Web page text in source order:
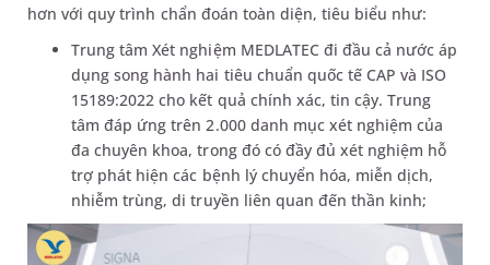
hơn với quy trình chẩn đoán toàn diện, tiêu biểu như:
Trung tâm Xét nghiệm MEDLATEC đi đầu cả nước áp
dụng song hành hai tiêu chuẩn quốc tế CAP và ISO
15189:2022 cho kết quả chính xác, tin cậy. Trung
tâm đáp ứng trên 2.000 danh mục xét nghiệm của
đa chuyên khoa, trong đó có đầy đủ xét nghiệm hỗ
trợ phát hiện các bệnh lý chuyển hóa, miễn dịch,
nhiễm trùng, di truyền liên quan đến thần kinh;